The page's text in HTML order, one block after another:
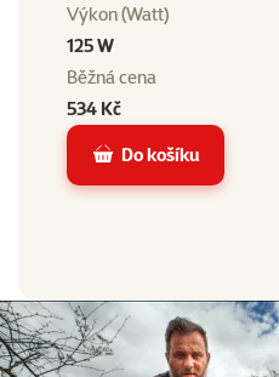
Výkon (Watt)
125 W
Běžná cena
534 Kč
Do košíku